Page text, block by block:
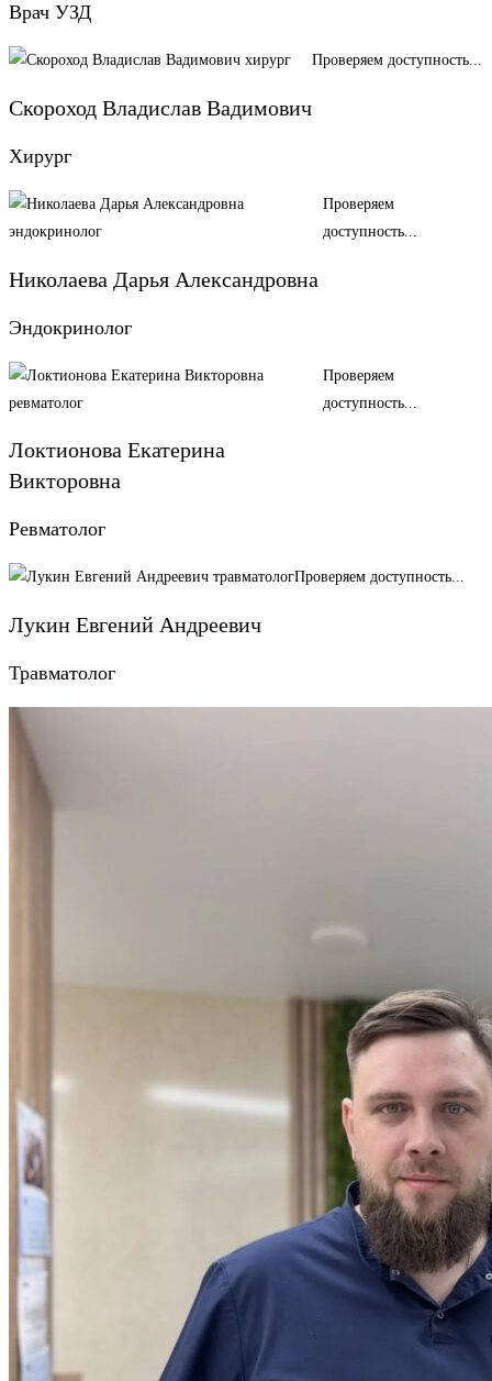
Врач УЗД
Скороход Владислав Вадимович
Хирург
Проверяем доступность...
Николаева Дарья Александровна
Эндокринолог
Проверяем
доступность...
Локтионова Екатерина
Викторовна
Ревматолог
Проверяем
доступность...
Лукин Евгений Андреевич
Травматолог
Проверяем доступность...